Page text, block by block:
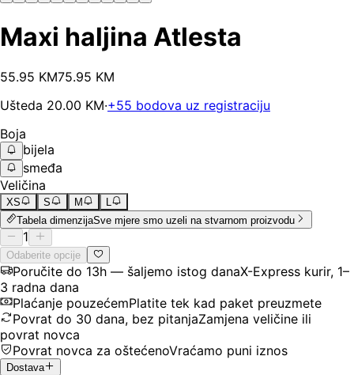
Maxi haljina Atlesta
55.95 KM75.95 KM
Ušteda 20.00 KM·+55 bodova uz registraciju
Boja
bijela
smeđa
Veličina
XS S M
L
Tabela dimenzijaSve mjere smo uzeli na stvarnom proizvodu
1
Odaberite opcije
Poručite do 13h — šaljemo istog danaX-Express kurir, 1–
3 radna dana
Plaćanje pouzećemPlatite tek kad paket preuzmete
Povrat do 30 dana, bez pitanjaZamjena veličine ili
povrat novca
Povrat novca za oštećenoVraćamo puni iznos
Dostava